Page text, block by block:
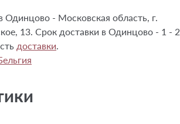
Одинцово - Московская область, г.
13. Срок доставки в Одинцово - 1 - 2
доставки